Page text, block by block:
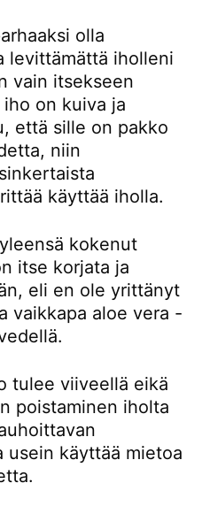
olla
levittämättä iholleni
vain itsekseen
on kuiva ja
että sille on pakko
niin
käyttää iholla.
kokenut
itse korjata ja
eli en ole yrittänyt
vaikkapa aloe vera -
tulee viiveellä eikä
poistaminen iholta
käyttää mietoa